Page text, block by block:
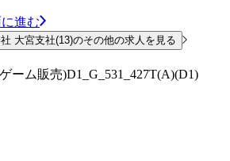
進む
大宮支社(13)のその他の求人を見る
ーム販売)D1_G_531_427T(A)(D1)